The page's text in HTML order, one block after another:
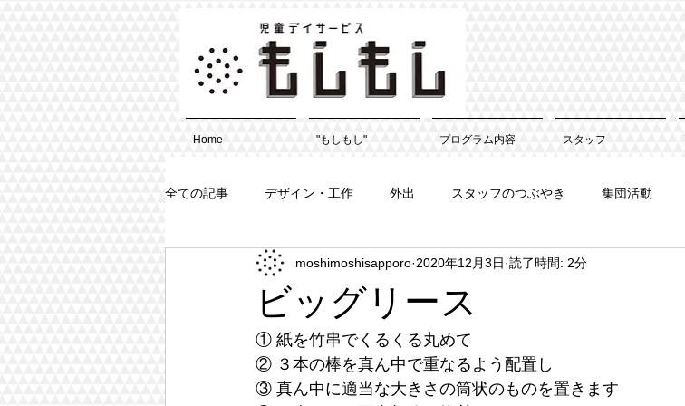
Home "もしもし" プログラム内容 スタッフ
全ての記事 デザイン・工作 外出 スタッフのつぶやき 集団活動
ビッグリース
moshimoshisapporo 2020年12月3日 読了時間: 2分
① 紙を竹串でくるくる丸めて
② ３本の棒を真ん中で重なるよう配置し
③ 真ん中に適当な大きさの筒状のものを置きます